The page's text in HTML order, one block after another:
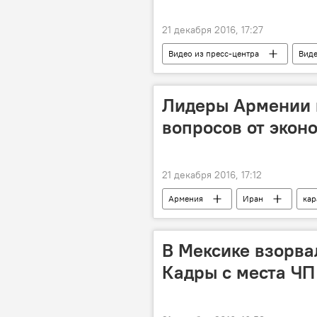
21 декабря 2016, 17:27
Видео из пресс-центра
Лидеры Армении
вопросов от
21 декабря 2016, 17:12
Армения Иран
проект "Персидский залив-Черное
В Мексике
Кадры с места ЧП